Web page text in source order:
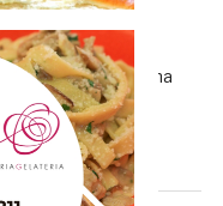
soddisfazione
e Inclusione“,
Asd Sordapicena
settimana ha